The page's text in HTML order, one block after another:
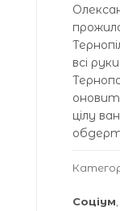
всі
цілу
Соціум